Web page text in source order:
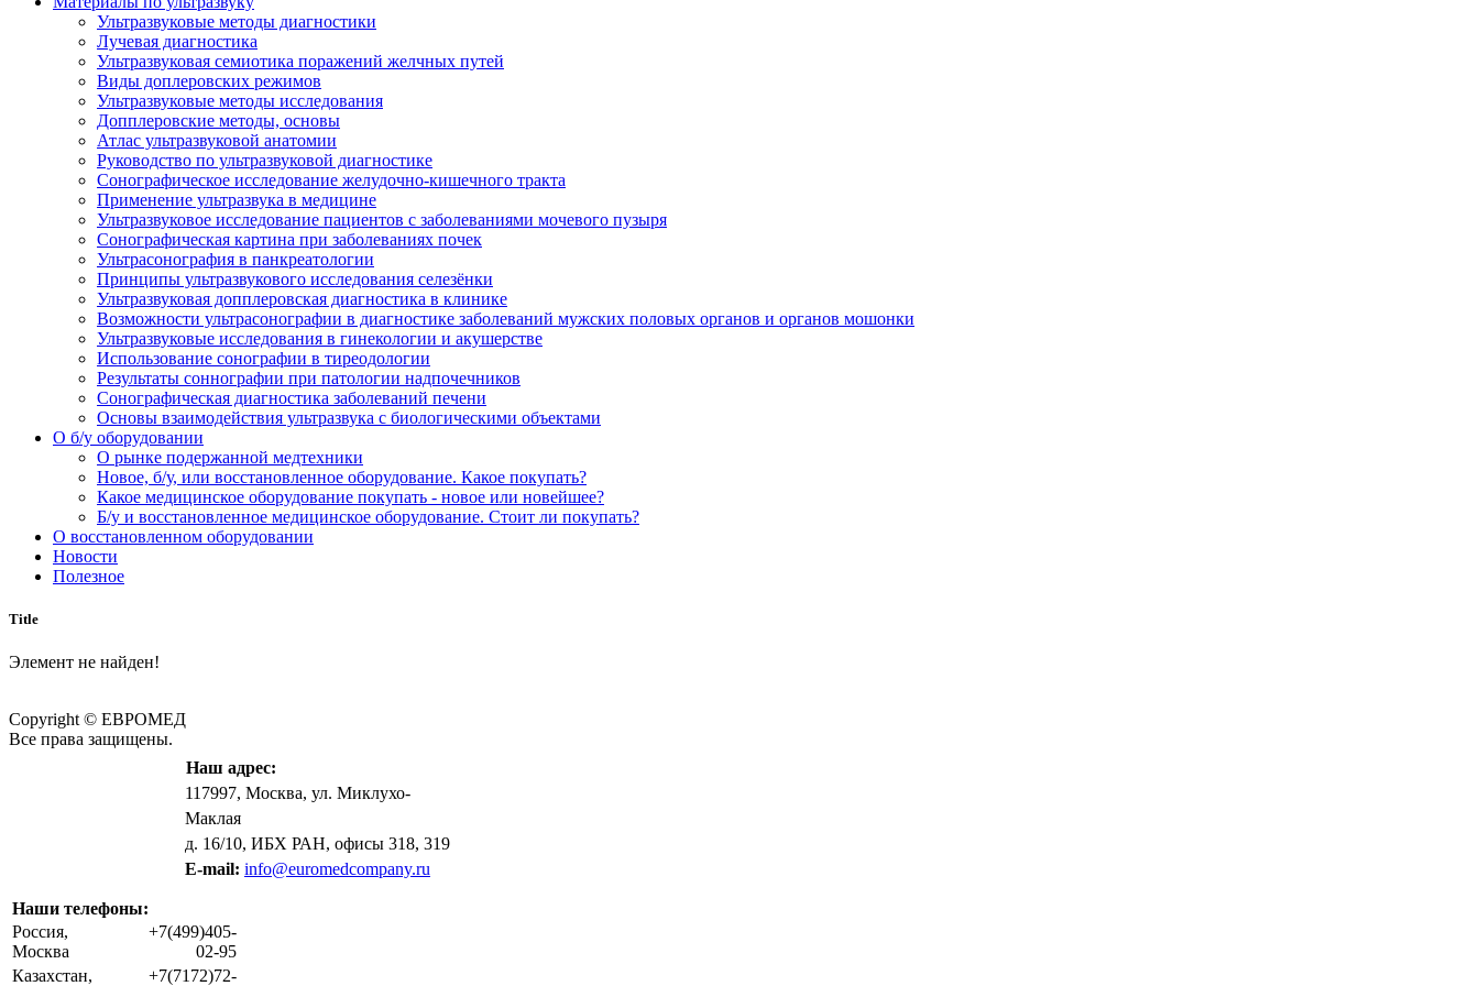
Ультразвуковые методы диагностики
Лучевая диагностика
Ультразвуковая семиотика поражений желчных путей
Виды доплеровских режимов
Ультразвуковые методы исследования
Допплеровские методы, основы
Атлас ультразвуковой анатомии
Руководство по ультразвуковой диагностике
Сонографическое исследование желудочно-кишечного тракта
Применение ультразвука в медицине
Ультразвуковое исследование пациентов с заболеваниями мочевого пузыря
Сонографическая картина при заболеваниях почек
Ультрасонография в панкреатологии
Принципы ультразвукового исследования селезёнки
Ультразвуковая допплеровская диагностика в клинике
Возможности ультрасонографии в диагностике заболеваний мужских половых органов и органов мошонки
Ультразвуковые исследования в гинекологии и акушерстве
Использование сонографии в тиреодологии
Результаты соннографии при патологии надпочечников
Сонографическая диагностика заболеваний печени
Основы взаимодействия ультразвука с биологическими объектами
O б/у оборудовании
О рынке подержанной медтехники
Новое, б/у, или восстановленное оборудование. Какое покупать?
Какое медицинское оборудование покупать - новое или новейшее?
Б/у и восстановленное медицинское оборудование. Стоит ли покупать?
О восстановленном оборудовании
Новости
Полезное
Title
Элемент не найден!
Copyright © ЕВРОМЕД
Все права защищены.
Наш адрес:
117997, Москва, ул. Миклухо-
Маклая
д. 16/10, ИБХ РАН, офисы 318, 319
E-mail: info@euromedcompany.ru
Наши телефоны:
Россия,
Москва
+7(499)405-
02-95
Казахстан,
+7(7172)72-